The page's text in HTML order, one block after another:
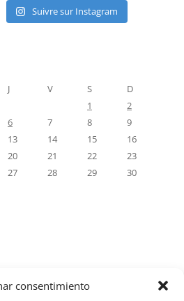
consentimiento
Suivre sur Instagram
J V S
D
1
2
6 7 8
9
13 14 15
16
20 21 22
23
27 28 29
30
Contre toute attente. Commentaire